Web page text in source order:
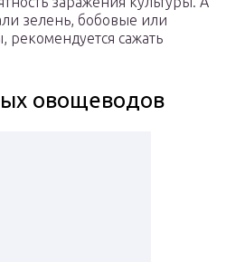
зелень, бобовые или
рекомендуется сажать
овощеводов